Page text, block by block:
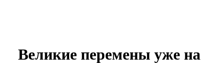
Великие перемены уже на